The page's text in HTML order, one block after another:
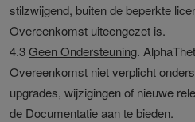
stilzwijgend, buiten de beperkte
Overeenkomst uiteengezet is.
4.3Geen Ondersteuning.
Overeenkomst niet verplicht
upgrades, wijzigingen of nieuwe
de Documentatie aan te bieden.